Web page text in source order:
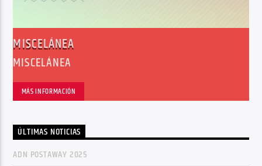
MISCELÁNEA
MISCELÁNEA
MÁS INFORMACIÓN
ÚLTIMAS NOTICIAS
ADN POSTAWAY 2025